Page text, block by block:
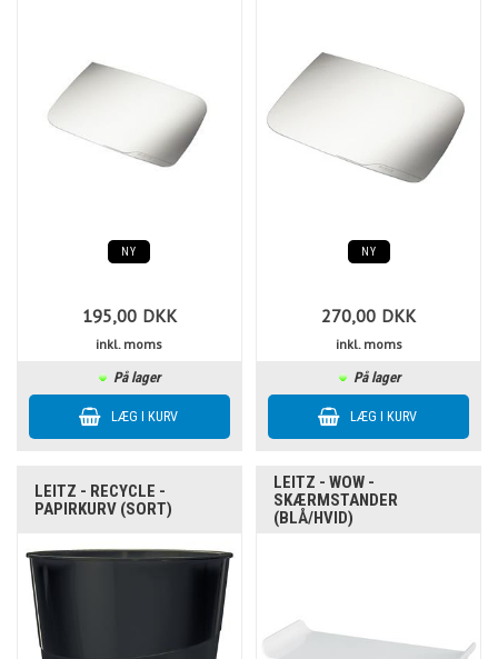
NY
195,00 DKK
inkl. moms
På lager
NY
270,00 DKK
inkl. moms
På lager
LEITZ - RECYCLE -
PAPIRKURV (SORT)
LEITZ - WOW -
SKÆRMSTANDER
(BLÅ/HVID)